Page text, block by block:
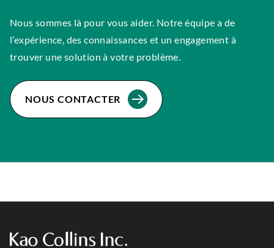
Nous sommes là pour vous aider. Notre équipe a de
l’expérience, des connaissances et un engagement à
trouver une solution à votre problème.
NOUS CONTACTER